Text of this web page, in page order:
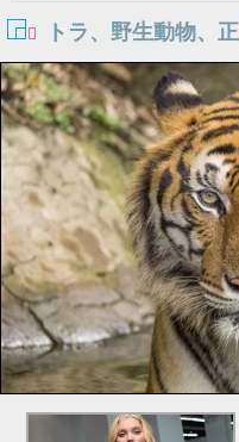
トラ、野生動物、